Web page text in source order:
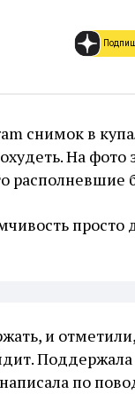
снимок в
На фото
располневшие
просто
и
по